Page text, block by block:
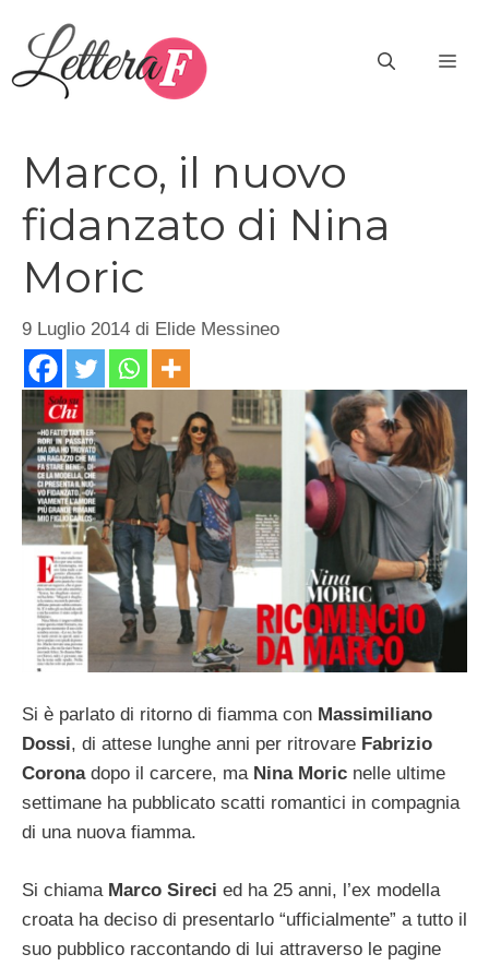
contenuto
Marco, il nuovo
fidanzato di Nina
Moric
9 Luglio 2014 di Elide Messineo
Si è parlato di ritorno di fiamma con Massimiliano
Dossi, di attese lunghe anni per ritrovare Fabrizio
Coronadopo il carcere, maNina Moric nelle ultime
settimane ha pubblicato scatti romantici in compagnia
di una nuova fiamma.
Si chiama Marco Sireci ed ha 25 anni, l’ex modella
croata ha deciso di presentarlo “ufficialmente” a tutto il
suo pubblico raccontando di lui attraverso le pagine